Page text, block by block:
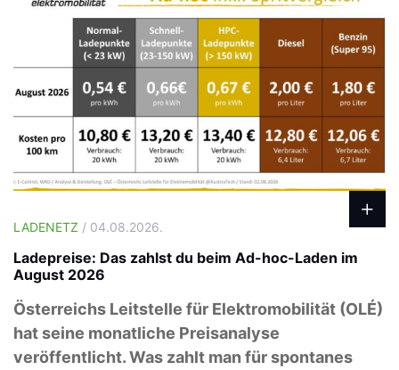
LADENETZ / 04.08.2026.
Ladepreise: Das zahlst du beim Ad-hoc-Laden im
August 2026
Österreichs Leitstelle für Elektromobilität (OLÉ)
hat seine monatliche Preisanalyse
veröffentlicht. Was zahlt man für spontanes